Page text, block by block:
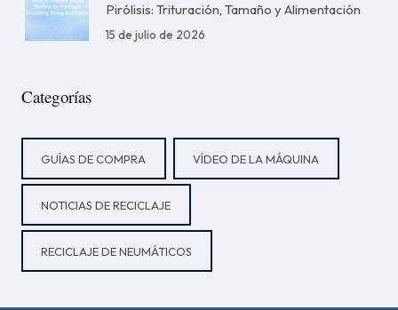
Pirólisis: Trituración, Tamaño y Alimentación
15 de julio de 2026
Categorías
GUÍAS DE COMPRA VÍDEO DE LA MÁQUINA
NOTICIAS DE RECICLAJE
RECICLAJE DE NEUMÁTICOS